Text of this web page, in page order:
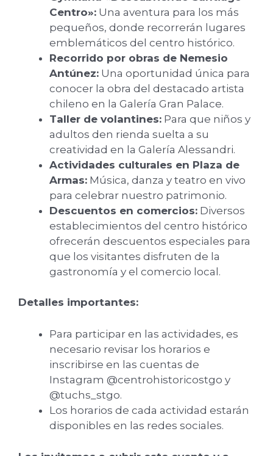
Centro»: Una aventura para los más
pequeños, donde recorrerán lugares
emblemáticos del centro histórico.
Recorrido por obras de Nemesio
Antúnez: Una oportunidad única para
conocer la obra del destacado artista
chileno en la Galería Gran Palace.
Taller de volantines: Para que niños y
adultos den rienda suelta a su
creatividad en la Galería Alessandri.
Actividades culturales en Plaza de
Armas: Música, danza y teatro en vivo
para celebrar nuestro patrimonio.
Descuentos en comercios: Diversos
establecimientos del centro histórico
ofrecerán descuentos especiales para
que los visitantes disfruten de la
gastronomía y el comercio local.
Detalles importantes:
Para participar en las actividades, es
necesario revisar los horarios e
inscribirse en las cuentas de
Instagram @centrohistoricostgo y
@tuchs_stgo.
Los horarios de cada actividad estarán
disponibles en las redes sociales.